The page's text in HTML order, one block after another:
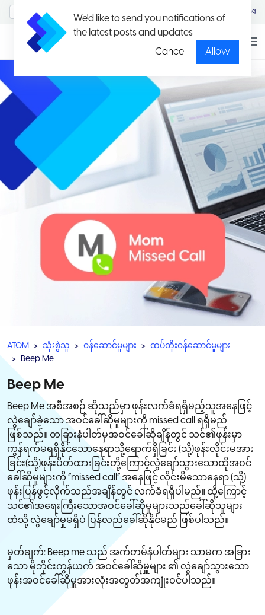
We'd like to send you notifications of
the latest posts and updates
Cancel
Allow
Eng
ATOM သုံးစွဲသူ ၀န်ဆောင်မှုများ
ထပ်တိုး၀န်ဆောင်မှုများ
Beep Me
Beep Me
Beep Me အစီအစဉ် ဆိုသည်မှာ ဖုန်းလက်ခံရရှိမည့်သူအနေဖြင့်
လွဲချော်ခဲ့သော အဝင်ခေါ်ဆိုမှုများကို missed call ရရှိမည်
ဖြစ်သည်။ တခြားနံပါတ်မှအဝင်ခေါ်ဆိုချိန်တွင် သင်၏ဖုန်းမှာ
ကွန်ရက်မရရှိနိုင်သောနေရာသို့ရောက်ရှိခြင်း (သို့)ဖုန်းလိုင်းမအား
ခြင်း(သို့)ဖုန်းပိတ်ထားခြင်းတို့ကြောင့်လွဲချော်သွားသောထိုအဝင်
ခေါ်ဆိုမှုများကို “missed call” အနေဖြင့် လိုင်းမိသောနေရာ (သို့)
ဖုန်းပြန်ဖွင့်လိုက်သည်အချိန်တွင် လက်ခံရရှိပါမည်။ ထို့ကြောင့်
သင်၏အရေးကြီးသောအဝင်ခေါ်ဆိုမှုများသည်ခေါ်ဆိုသူများ
ထံသို့ လွဲချော်မှုမရှိပဲ ပြန်လည်ခေါ်ဆိုနိုင်မည် ဖြစ်ပါသည်။
မှတ်ချက်: Beep me သည် အက်တမ်နံပါတ်များ သာမက အခြား
သော မိုဘိုင်းကွန်ယက် အဝင်ခေါ်ဆိုမှူများ ၏ လွဲချော်သွားသော
ဖုန်းအဝင်ခေါ်ဆိုမှူအားလုံးအတွတ်အကျုံးဝင်ပါသည်။